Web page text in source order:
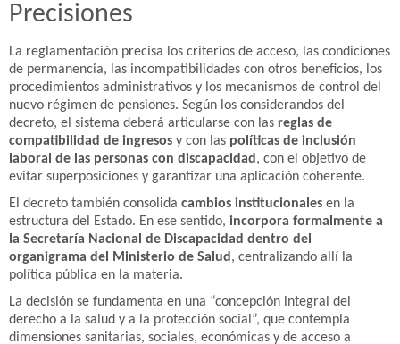
Precisiones
La reglamentación precisa los criterios de acceso, las condiciones
de permanencia, las incompatibilidades con otros beneficios, los
procedimientos administrativos y los mecanismos de control del
nuevo régimen de pensiones. Según los considerandos del
decreto, el sistema deberá articularse con las reglas de
compatibilidad de ingresos y con las políticas de inclusión
laboral de las personas con discapacidad , con el objetivo de
evitar superposiciones y garantizar una aplicación coherente.
El decreto también consolida cambios institucionales en la
estructura del Estado. En ese sentido, incorpora formalmente a
la Secretaría Nacional de Discapacidad dentro del
organigrama del Ministerio de Salud , centralizando allí la
política pública en la materia.
La decisión se fundamenta en una “concepción integral del
derecho a la salud y a la protección social”, que contempla
dimensiones sanitarias, sociales, económicas y de acceso a